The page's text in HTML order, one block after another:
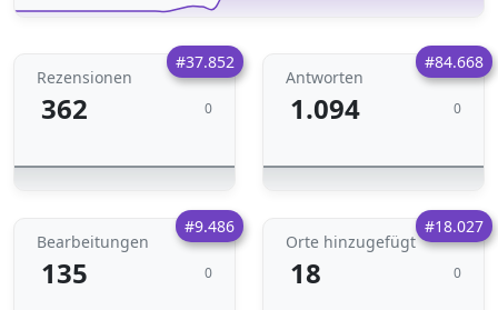
#37.852
Rezensionen
362 0
#84.668
Antworten
1.094 0
#9.486
Bearbeitungen
135 0
#18.027
Orte hinzugefügt
18 0